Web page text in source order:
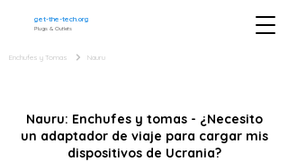
get-the-tech.org
Plugs & Outlets
Enchufes y Tomas Nauru
Nauru: Enchufes y tomas - ¿Necesito
un adaptador de viaje para cargar mis
dispositivos de Ucrania?